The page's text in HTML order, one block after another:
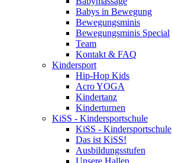
Babys in Bewegung
Bewegungsminis
Bewegungsminis Special
Team
Kontakt & FAQ
Kindersport
Hip-Hop Kids
Acro YOGA
Kindertanz
Kinderturnen
KiSS - Kindersportschule
KiSS - Kindersportschule
Das ist KiSS!
Ausbildungsstufen
Unsere Hallen